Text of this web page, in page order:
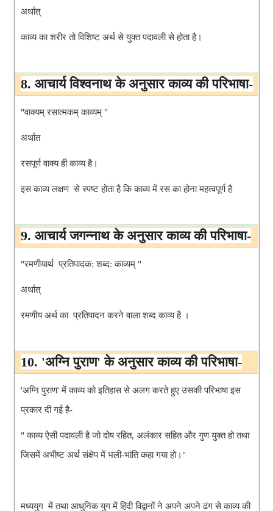
अर्थात्
काव्य का शरीर तो विशिष्ट अर्थ से युक्त पदावली से होता है।
8. आचार्य विश्वनाथ के अनुसार काव्य की परिभाषा-
"वाक्यम् रसात्मकम् काव्यम् "
अर्थात
रसपूर्ण वाक्य ही काव्य है।
इस काव्य लक्षण  से स्पष्ट होता है कि काव्य में रस का होना महत्वपूर्ण है
9. आचार्य जगन्नाथ के अनुसार काव्य की परिभाषा-
"रमणीयार्थ  प्रतिपादक: शब्द: काव्यम् "
अर्थात्
रमणीय अर्थ का  प्रतिपादन करने वाला शब्द काव्य है ।
10. 'अग्नि पुराण' के अनुसार काव्य की परिभाषा-
'अग्नि पुराण' में काव्य को इतिहास से अलग करते हुए उसकी परिभाषा इस
प्रकार दी गई है-
" काव्य ऐसी पदावली है जो दोष रहित, अलंकार सहित और गुण युक्त हो तथा
जिसमें अभीष्ट अर्थ संक्षेप में भली-भांति कहा गया हो।"
मध्ययुग  में तथा आधुनिक युग में हिंदी विद्वानों ने अपने अपने ढंग से काव्य की